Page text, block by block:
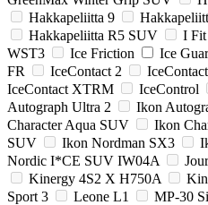
Hakkapeliitta 9
Hakkapeliitta R5 SUV
I Fit
WST3
Ice Friction Ice
FR
IceContact 2
IceContact XTRM
IceControl
Autograph Ultra 2
Ikon
Character Aqua SUV
Ikon
SUV
Ikon Nordman SX3
Nordic I*CE SUV IW04A
Kinergy 4S2 X H750A
Sport 3
Leone L1 MP-30